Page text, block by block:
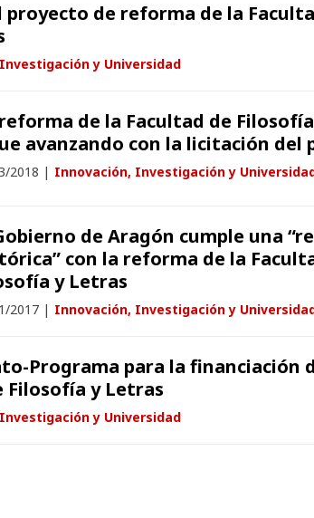
proyecto de reforma de la
y Universidad
de la Facultad de
avanzando con la licitación del
2018 | Innovación, Investigación y
de Aragón cumple una
con la reforma de la
y Letras
2017 | Innovación, Investigación y
Programa para la financiación
Filosofía y Letras
y Universidad